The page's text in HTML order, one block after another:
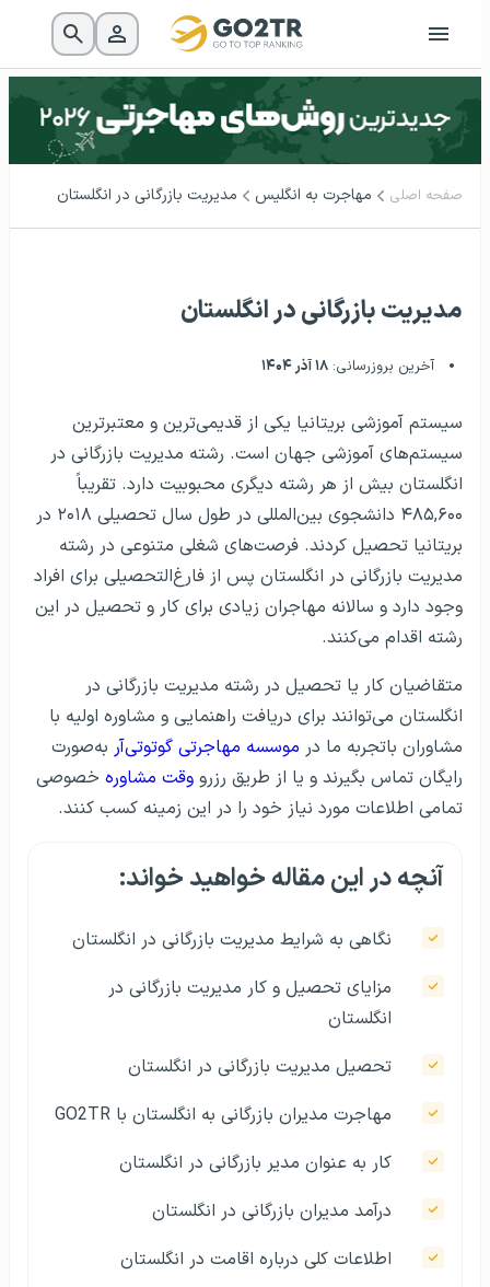
صفحه اصلی مهاجرت به انگلیس مدیریت بازرگانی در انگلستان
مدیریت بازرگانی در انگلستان
آخرین بروزرسانی: ۱۸ آذر ۱۴۰۴
سیستم آموزشی بریتانیا یکی از قدیمی‌ترین و معتبرترین
سیستم‌های آموزشی جهان است. رشته مدیریت بازرگانی در
انگلستان بیش از هر رشته دیگری محبوبیت دارد. تقریباً
۴۸۵,۶۰۰ دانشجوی بین‌المللی در طول سال تحصیلی ۲۰۱۸ در
بریتانیا تحصیل کردند. فرصت‌های شغلی متنوعی در رشته
مدیریت بازرگانی در انگلستان پس از فارغ‌التحصیلی برای افراد
وجود دارد و سالانه مهاجران زیادی برای کار و تحصیل در این
رشته اقدام می‌کنند.
متقاضیان کار یا تحصیل در رشته مدیریت بازرگانی در
انگلستان می‌توانند برای دریافت راهنمایی و مشاوره اولیه با
مشاوران باتجربه ما در موسسه مهاجرتی گوتوتی‌آر به‌صورت
رایگان تماس بگیرند و یا از طریق رزرو وقت مشاوره خصوصی
تمامی اطلاعات مورد نیاز خود را در این زمینه کسب کنند.
آنچه در این مقاله خواهید خواند:
نگاهی به شرایط مدیریت بازرگانی در انگلستان
مزایای تحصیل و کار مدیریت بازرگانی در
انگلستان
تحصیل مدیریت بازرگانی در انگلستان
مهاجرت مدیران بازرگانی به انگلستان با GO2TR
کار به عنوان مدیر بازرگانی در انگلستان
درآمد مدیران بازرگانی در انگلستان
اطلاعات کلی درباره‌ اقامت در انگلستان